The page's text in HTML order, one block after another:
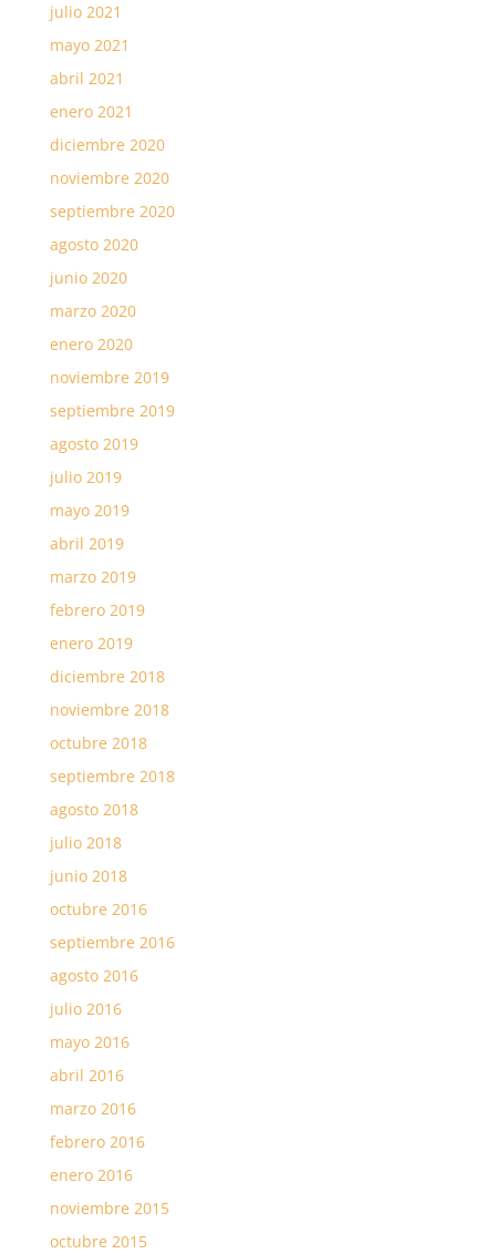
julio 2021
mayo 2021
abril 2021
enero 2021
diciembre 2020
noviembre 2020
septiembre 2020
agosto 2020
junio 2020
marzo 2020
enero 2020
noviembre 2019
septiembre 2019
agosto 2019
julio 2019
mayo 2019
abril 2019
marzo 2019
febrero 2019
enero 2019
diciembre 2018
noviembre 2018
octubre 2018
septiembre 2018
agosto 2018
julio 2018
junio 2018
octubre 2016
septiembre 2016
agosto 2016
julio 2016
mayo 2016
abril 2016
marzo 2016
febrero 2016
enero 2016
noviembre 2015
octubre 2015